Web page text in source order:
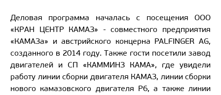
Деловая программа началась с посещения ООО
«КРАН ЦЕНТР КАМАЗ» - совместного предприятия
«КАМАЗа» и австрийского концерна PALFINGER AG,
созданного в 2014 году. Также гости посетили завод
двигателей и СП «КАММИНЗ КАМА», где увидели
работу линии сборки двигателя КАМАЗ, линии сборки
нового камазовского двигателя Р6, а также линии